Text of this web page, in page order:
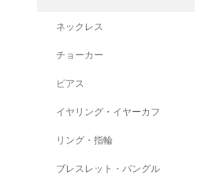
ネックレス
チョーカー
ピアス
イヤリング・イヤーカフ
リング・指輪
ブレスレット・バングル